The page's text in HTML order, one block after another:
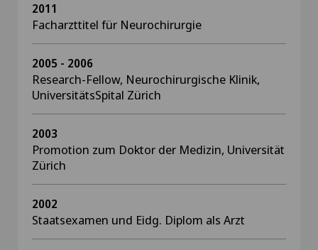
2011
Facharzttitel für Neurochirurgie
2005 - 2006
Research-Fellow, Neurochirurgische Klinik,
UniversitätsSpital Zürich
2003
Promotion zum Doktor der Medizin, Universität
Zürich
2002
Staatsexamen und Eidg. Diplom als Arzt